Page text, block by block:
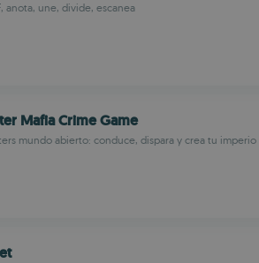
anota, une, divide, escanea
Mafia Crime Game
mundo abierto: conduce, dispara y crea tu imperio